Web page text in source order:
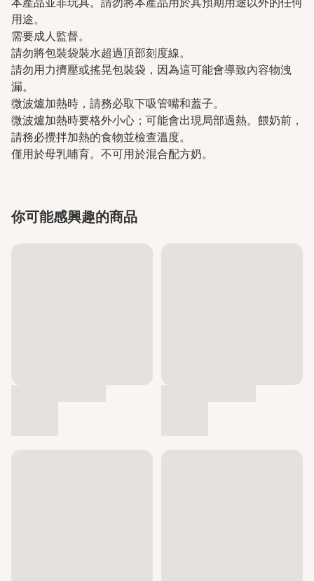
用途。
需要成人監督。
請勿將包裝袋裝水超過頂部刻度線。
請勿用力擠壓或搖晃包裝袋，因為這可能會導致內容物洩
漏。
微波爐加熱時，請務必取下吸管嘴和蓋子。
微波爐加熱時要格外小心；可能會出現局部過熱。餵奶前，
請務必攪拌加熱的食物並檢查溫度。
僅用於母乳哺育。不可用於混合配方奶。
你可能感興趣的商品